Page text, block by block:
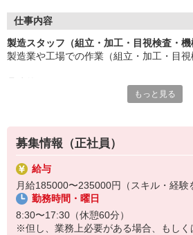
また、勤務時間やシフトなど柔軟に対応
長く働きたい――
製造業で正社員としてキャリアを築きた
仕事内容
製造スタッフ（組立・加工・目視検査・機
製造業や工場での作業（組立・加工・目視
製品に不備がないか目視チェック
複雑な作業や力仕事はほとんどなく覚えや
未経験の方もすぐに慣れていただけると思
※当社（株）テクノ・サービスに正社員採
業所へ派遣となります。
もっと見る
募集情報（正社員）
給与
月給185000〜235000円（スキル・経験
勤務時間・曜日
8:30〜17:30（休憩60分）
※但し、業務上必要がある場合、もしく